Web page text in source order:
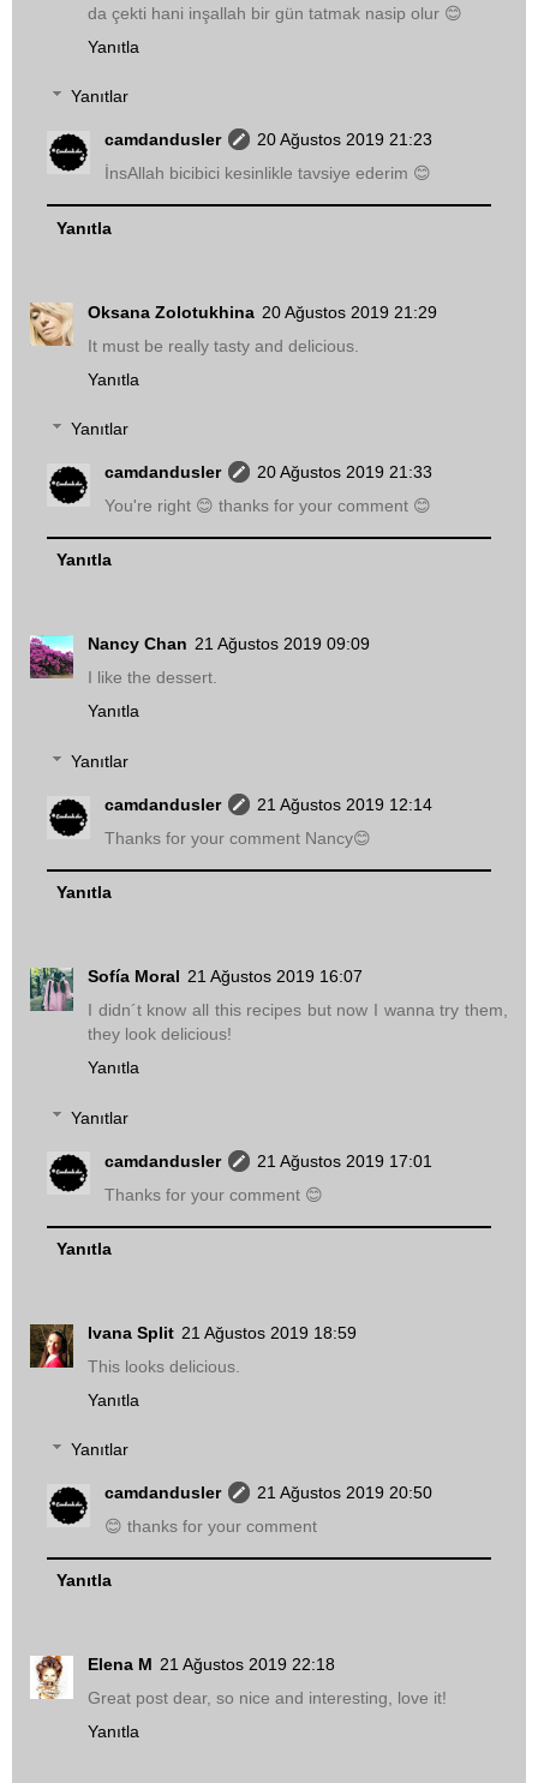
da çekti hani inşallah bir gün tatmak nasip olur 😊
Yanıtla
Yanıtlar
camdandusler
20 Ağustos 2019 21:23
İnsAllah bicibici kesinlikle tavsiye ederim 😊
Yanıtla
Oksana Zolotukhina 20 Ağustos 2019 21:29
It must be really tasty and delicious.
Yanıtla
Yanıtlar
camdandusler
20 Ağustos 2019 21:33
You're right 😊 thanks for your comment 😊
Yanıtla
Nancy Chan 21 Ağustos 2019 09:09
I like the dessert.
Yanıtla
Yanıtlar
camdandusler
21 Ağustos 2019 12:14
Thanks for your comment Nancy😊
Yanıtla
Sofía Moral 21 Ağustos 2019 16:07
I didn´t know all this recipes but now I wanna try them,
they look delicious!
Yanıtla
Yanıtlar
camdandusler
21 Ağustos 2019 17:01
Thanks for your comment 😊
Yanıtla
Ivana Split 21 Ağustos 2019 18:59
This looks delicious.
Yanıtla
Yanıtlar
camdandusler
21 Ağustos 2019 20:50
😊 thanks for your comment
Yanıtla
Elena M 21 Ağustos 2019 22:18
Great post dear, so nice and interesting, love it!
Yanıtla